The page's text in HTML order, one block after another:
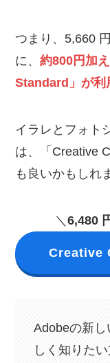
つまり、5,660
に、約800円加
Standard」が利
イラレとフォト
は、「Creative
も良いかもしれ
＼ 6,480
Creative
Adobeの新
しく知りたい